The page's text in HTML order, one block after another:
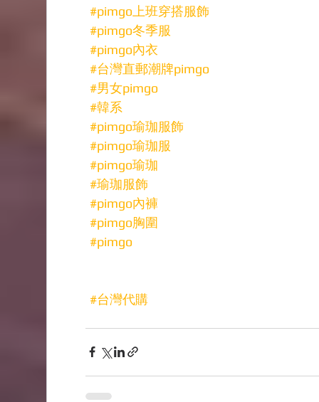
#pimgo上班穿搭服飾
#pimgo冬季服
#pimgo內衣
#台灣直郵潮牌pimgo
#男女pimgo
#韓系
#pimgo瑜珈服飾
#pimgo瑜珈服
#pimgo瑜珈
#瑜珈服飾
#pimgo內褲
#pimgo胸圍
#pimgo
#台灣代購